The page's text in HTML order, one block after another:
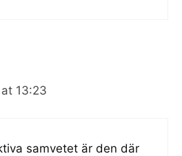
13:23
samvetet är den där